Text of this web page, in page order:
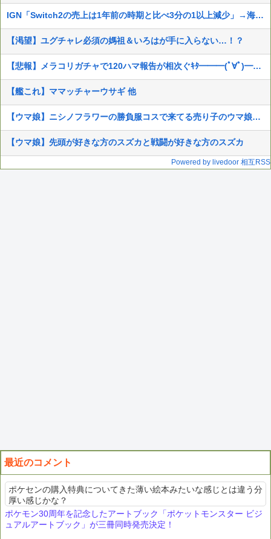
IGN「Switch2の売上は1年前の時期と比べ3分の1以上減少」→海外ファン流石にXでブチギレwwwwww
【渇望】ユグチャレ必須の媽祖＆いろはが手に入らない…！？
【悲報】メラコリガチャで120ハマ報告が相次ぐｷﾀ━━━(ﾟ∀ﾟ)━━━!!
【艦これ】ママッチャーウサギ 他
【ウマ娘】ニシノフラワーの勝負服コスで来てる売り子のウマ娘！？
【ウマ娘】先頭が好きな方のスズカと戦闘が好きな方のスズカ
Powered by livedoor 相互RSS
最近のコメント
ポケセンの購入特典についてきた薄い絵本みたいな感じとは違う分
厚い感じかな？
ポケモン30周年を記念したアートブック「ポケットモンスター ビジ
ュアルアートブック」が三冊同時発売決定！